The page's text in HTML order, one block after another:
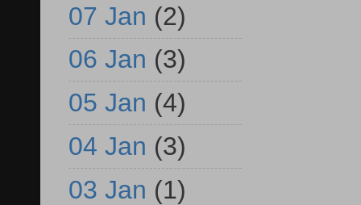
07 Jan (2)
06 Jan (3)
05 Jan (4)
04 Jan (3)
03 Jan (1)